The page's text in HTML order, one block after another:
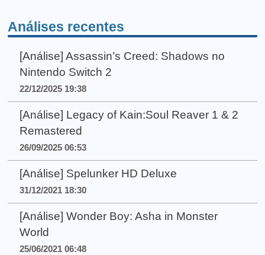
Análises recentes
[Análise] Assassin’s Creed: Shadows no
Nintendo Switch 2
22/12/2025 19:38
[Análise] Legacy of Kain:Soul Reaver 1 & 2
Remastered
26/09/2025 06:53
[Análise] Spelunker HD Deluxe
31/12/2021 18:30
[Análise] Wonder Boy: Asha in Monster
World
25/06/2021 06:48